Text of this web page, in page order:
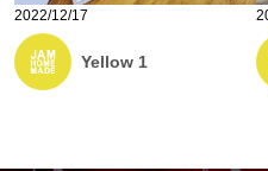
2022/12/17
Yellow 1